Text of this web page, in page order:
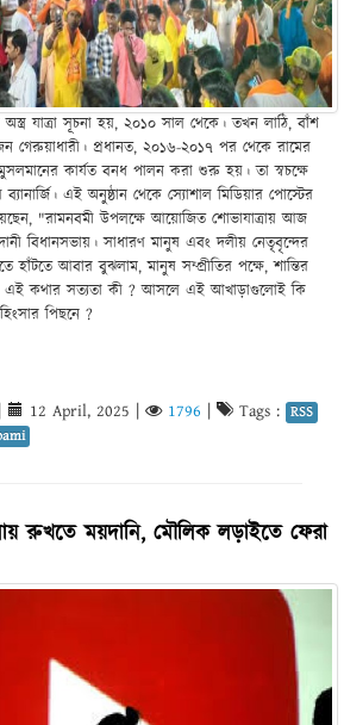
যাত্রা সূচনা হয়, ২০১০ সাল থেকে। তখন লাঠি, বাঁশ
গেরুয়াধারী। প্রধানত, ২০১৬-২০১৭ পর থেকে রামের
মুসলমানের কার্যত বনধ পালন করা শুরু হয়। তা স্বচক্ষে
এই অনুষ্ঠান থেকে স্যোশাল মিডিয়ার পোস্টের
"রামনবমী উপলক্ষে আয়োজিত শোভাযাত্রায় আজ
বিধানসভায়। সাধারণ মানুষ এবং দলীয় নেতৃবৃন্দের
হাঁটতে আবার বুঝলাম, মানুষ সম্প্রীতির পক্ষে, শান্তির
এই কথার সত্যতা কী ? আসলে এই আখাড়াগুলোই কি
পিছনে ?
12 April, 2025 1796 Tags : RSS
রুখতে ময়দানি, মৌলিক লড়াইতে ফেরা